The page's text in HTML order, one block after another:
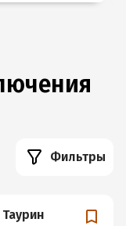
Фильтры